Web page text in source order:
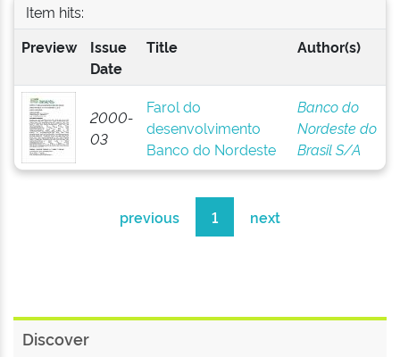
Item hits:
Preview
Issue
Date
Title Author(s)
2000-
03
Farol do
desenvolvimento
Banco do Nordeste
Banco do
Nordeste do
Brasil S/A
previous 1 next
Discover